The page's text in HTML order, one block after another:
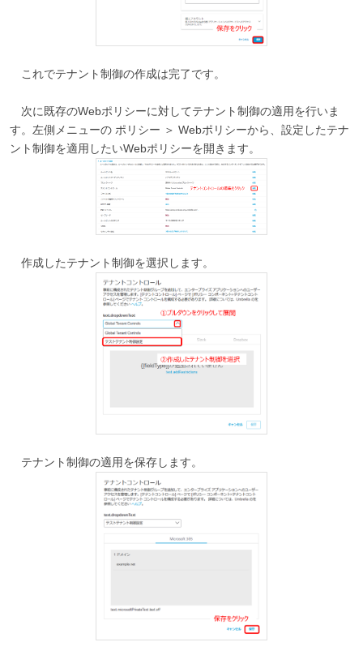
これでテナント制御の作成は完了です。
次に既存のWebポリシーに対してテナント制御の適用を行いま
す。左側メニューの ポリシー ＞ Webポリシーから、設定したテナ
ント制御を適用したいWebポリシーを開きます。
作成したテナント制御を選択します。
テナント制御の適用を保存します。